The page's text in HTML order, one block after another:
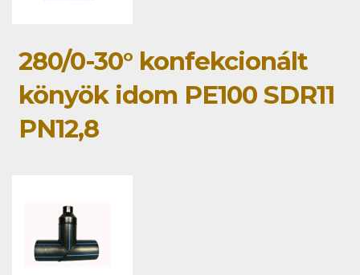
280/0-30° konfekcionált
könyök idom PE100 SDR11
PN12,8